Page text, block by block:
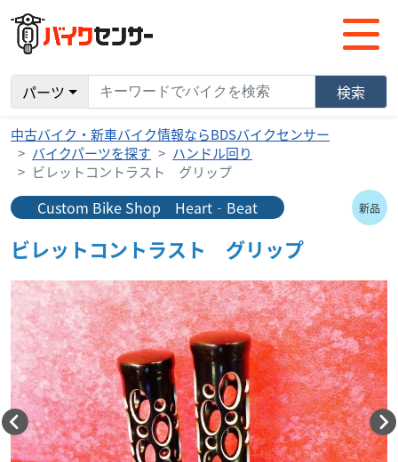
パーツ 検索
中古バイク・新車バイク情報ならBDSバイクセンサー
バイクパーツを探す
ハンドル回り
ビレットコントラスト グリップ
Custom Bike Shop Heart‐Beat
ビレットコントラスト グリップ
新品